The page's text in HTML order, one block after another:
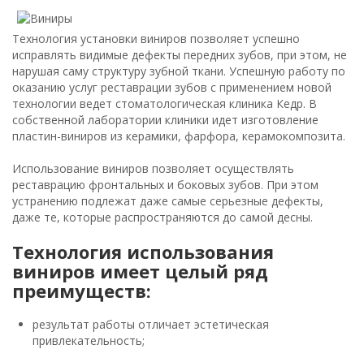
Технология установки виниров позволяет успешно
исправлять видимые дефекты передних зубов, при этом, не
нарушая саму структуру зубной ткани. Успешную работу по
оказанию услуг реставрации зубов с применением новой
технологии ведет стоматологическая клиника Кедр. В
собственной лаборатории клиники идет изготовление
пластин-виниров из керамики, фарфора, керамокомпозита.
Использование виниров позволяет осуществлять
реставрацию фронтальных и боковых зубов. При этом
устранению подлежат даже самые серьезные дефекты,
даже те, которые распространяются до самой десны.
Технология использования
виниров имеет целый ряд
преимуществ:
результат работы отличает эстетическая
привлекательность;